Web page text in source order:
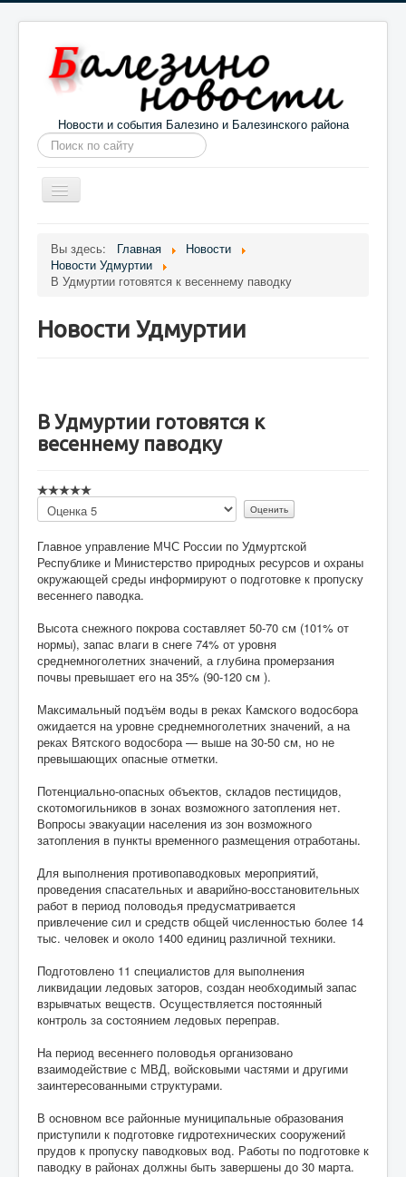
Новости и события Балезино и Балезинского района
Искать...
Toggle
Navigation
Информация Галерея
Вы здесь: Главная
Новости
Новости Удмуртии
В Удмуртии готовятся к весеннему паводку
Новости Удмуртии
В Удмуртии готовятся к
весеннему паводку
Пожалуйста,
оцените
Главное управление МЧС России по Удмуртской
Республике и Министерство природных ресурсов и охраны
окружающей среды информируют о подготовке к пропуску
весеннего паводка.
Высота снежного покрова составляет 50-70 см (101% от
нормы), запас влаги в снеге 74% от уровня
среднемноголетних значений, а глубина промерзания
почвы превышает его на 35% (90-120 см ).
Максимальный подъём воды в реках Камского водосбора
ожидается на уровне среднемноголетних значений, а на
реках Вятского водосбора — выше на 30-50 см, но не
превышающих опасные отметки.
Потенциально-опасных объектов, складов пестицидов,
скотомогильников в зонах возможного затопления нет.
Вопросы эвакуации населения из зон возможного
затопления в пункты временного размещения отработаны.
Для выполнения противопаводковых мероприятий,
проведения спасательных и аварийно-восстановительных
работ в период половодья предусматривается
привлечение сил и средств общей численностью более 14
тыс. человек и около 1400 единиц различной техники.
Подготовлено 11 специалистов для выполнения
ликвидации ледовых заторов, создан необходимый запас
взрывчатых веществ. Осуществляется постоянный
контроль за состоянием ледовых переправ.
На период весеннего половодья организовано
взаимодействие с МВД, войсковыми частями и другими
заинтересованными структурами.
В основном все районные муниципальные образования
приступили к подготовке гидротехнических сооружений
прудов к пропуску паводковых вод. Работы по подготовке к
паводку в районах должны быть завершены до 30 марта.